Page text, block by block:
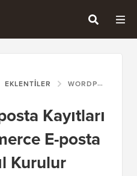
EKLENTILER WORDPRESS E-POSTA KAYITLARI (VE WOOCOMMERCE E-POSTA KAYITLARI) NASIL KURULUR
Kayıtları
E-posta
Kurulur